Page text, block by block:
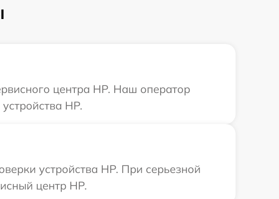
центра HP. Наш оператор
HP.
устройства HP. При серьезной
центр HP.